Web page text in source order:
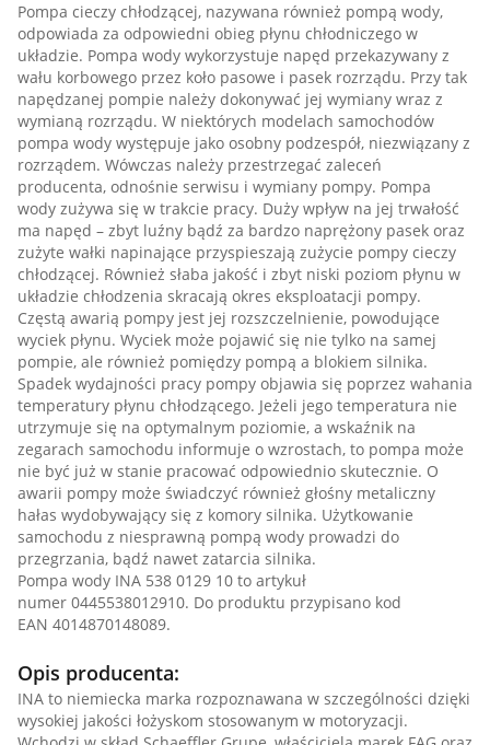
Pompa cieczy chłodzącej, nazywana również pompą wody,
odpowiada za odpowiedni obieg płynu chłodniczego w
układzie. Pompa wody wykorzystuje napęd przekazywany z
wału korbowego przez koło pasowe i pasek rozrządu. Przy tak
napędzanej pompie należy dokonywać jej wymiany wraz z
wymianą rozrządu. W niektórych modelach samochodów
pompa wody występuje jako osobny podzespół, niezwiązany z
rozrządem. Wówczas należy przestrzegać zaleceń
producenta, odnośnie serwisu i wymiany pompy. Pompa
wody zużywa się w trakcie pracy. Duży wpływ na jej trwałość
ma napęd – zbyt luźny bądź za bardzo naprężony pasek oraz
zużyte wałki napinające przyspieszają zużycie pompy cieczy
chłodzącej. Również słaba jakość i zbyt niski poziom płynu w
układzie chłodzenia skracają okres eksploatacji pompy.
Częstą awarią pompy jest jej rozszczelnienie, powodujące
wyciek płynu. Wyciek może pojawić się nie tylko na samej
pompie, ale również pomiędzy pompą a blokiem silnika.
Spadek wydajności pracy pompy objawia się poprzez wahania
temperatury płynu chłodzącego. Jeżeli jego temperatura nie
utrzymuje się na optymalnym poziomie, a wskaźnik na
zegarach samochodu informuje o wzrostach, to pompa może
nie być już w stanie pracować odpowiednio skutecznie. O
awarii pompy może świadczyć również głośny metaliczny
hałas wydobywający się z komory silnika. Użytkowanie
samochodu z niesprawną pompą wody prowadzi do
przegrzania, bądź nawet zatarcia silnika.
Pompa wody INA 538 0129 10 to artykuł
numer 0445538012910. Do produktu przypisano kod
EAN 4014870148089.
Opis producenta:
INA to niemiecka marka rozpoznawana w szczególności dzięki
wysokiej jakości łożyskom stosowanym w motoryzacji.